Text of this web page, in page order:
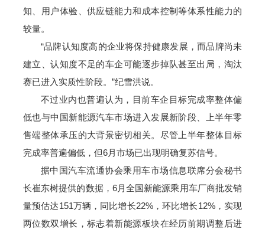
知、用户体验、供应链能力和成本控制等体系性能力的
较量。
“品牌认知度高的企业将保持健康发展，而品牌尚未
建立、认知度不足的车企可能逐步掉队甚至出局，淘汰
赛已进入实质性阶段。”纪雪洪说。
不过业内也普遍认为，目前车企目标完成率整体偏
低也与中国新能源汽车市场进入发展新阶段、上半年零
售端整体承压的大背景密切相关。尽管上半年整体目标
完成率普遍偏低，但6月市场已出现明确复苏信号。
据中国汽车流通协会乘用车市场信息联席分会秘书
长崔东树提供的数据，6月全国新能源乘用车厂商批发销
量预估达151万辆，同比增长22%，环比增长12%，实现
两位数双增长，标志着新能源板块在经历前期调整后进